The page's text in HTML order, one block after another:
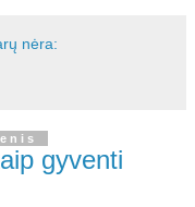
nėra:
gyventi